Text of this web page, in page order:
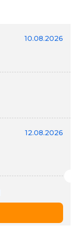
10.08.2026
12.08.2026